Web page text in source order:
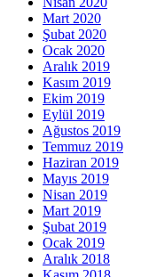
Mart 2020
Şubat 2020
Ocak 2020
Aralık 2019
Kasım 2019
Ekim 2019
Eylül 2019
Ağustos 2019
Temmuz 2019
Haziran 2019
Mayıs 2019
Nisan 2019
Mart 2019
Şubat 2019
Ocak 2019
Aralık 2018